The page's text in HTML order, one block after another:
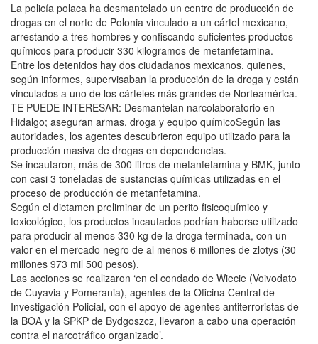
La policía polaca ha desmantelado un centro de producción de
drogas en el norte de Polonia vinculado a un cártel mexicano,
arrestando a tres hombres y confiscando suficientes productos
químicos para producir 330 kilogramos de metanfetamina.
Entre los detenidos hay dos ciudadanos mexicanos, quienes,
según informes, supervisaban la producción de la droga y están
vinculados a uno de los cárteles más grandes de Norteamérica.
TE PUEDE INTERESAR: Desmantelan narcolaboratorio en
Hidalgo; aseguran armas, droga y equipo químicoSegún las
autoridades, los agentes descubrieron equipo utilizado para la
producción masiva de drogas en dependencias.
Se incautaron, más de 300 litros de metanfetamina y BMK, junto
con casi 3 toneladas de sustancias químicas utilizadas en el
proceso de producción de metanfetamina.
Según el dictamen preliminar de un perito fisicoquímico y
toxicológico, los productos incautados podrían haberse utilizado
para producir al menos 330 kg de la droga terminada, con un
valor en el mercado negro de al menos 6 millones de zlotys (30
millones 973 mil 500 pesos).
Las acciones se realizaron ‘en el condado de Wiecie (Voivodato
de Cuyavia y Pomerania), agentes de la Oficina Central de
Investigación Policial, con el apoyo de agentes antiterroristas de
la BOA y la SPKP de Bydgoszcz, llevaron a cabo una operación
contra el narcotráfico organizado’.